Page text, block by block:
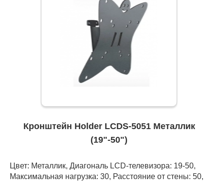
Кронштейн Holder LCDS-5051 Металлик
(19"-50")
Цвет: Металлик, Диагональ LCD-телевизора: 19-50,
Максимальная нагрузка: 30, Расстояние от стены: 50,